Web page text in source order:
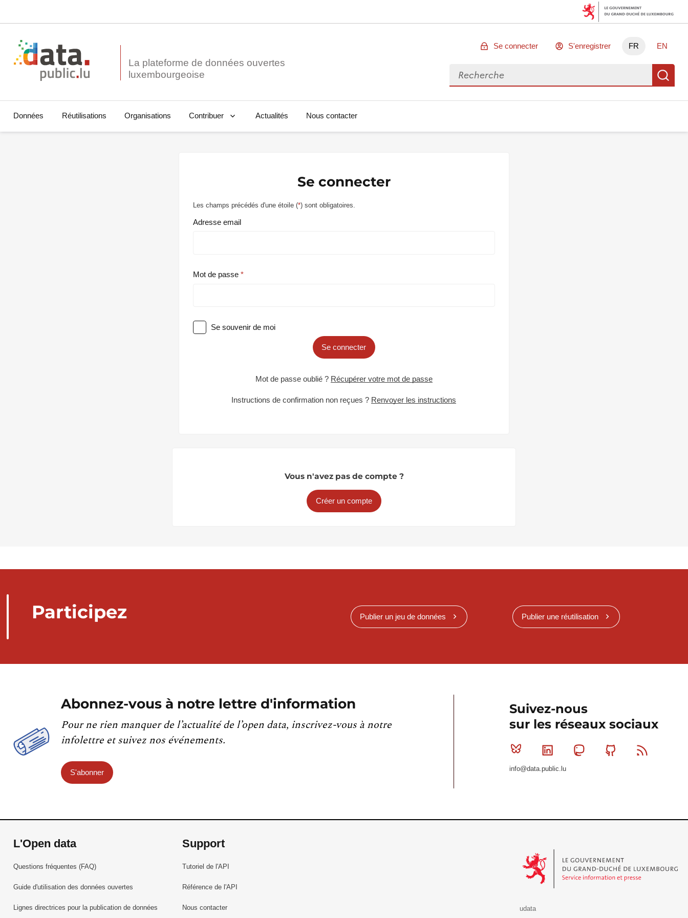
La plateforme de données ouvertes
Se connecter S'enregistrer FR EN
Rechercher des données
Données Réutilisations Organisations Contribuer Actualités Nous contacter
Se connecter
Les champs précédés d'une étoile (*) sont obligatoires.
Adresse email
Mot de passe
Se souvenir de moi
Se connecter
Mot de passe oublié ? Récupérer votre mot de passe
Instructions de confirmation non reçues ? Renvoyer les instructions
Vous n'avez pas de compte ?
Créer un compte
Participez Publier un jeu de données Publier une réutilisation
Abonnez-vous à notre lettre d'information
Pour ne rien manquer de l’actualité de l’open data, inscrivez-vous à notre
infolettre et suivez nos événements.
S'abonner
Suivez-nous
sur les réseaux sociaux
Bluesky Linkedin MastodonGithub
info@data.public.lu
L'Open data
Questions fréquentes (FAQ)
Guide d'utilisation des données ouvertes
Lignes directrices pour la publication de données
Support
Tutoriel de l'API
Référence de l'API
Nous contacter
udata